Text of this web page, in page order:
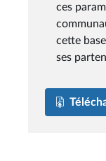
ces
cette
ses